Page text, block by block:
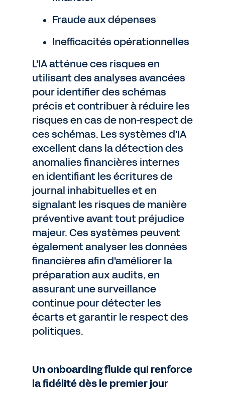
Fraude aux dépenses
Inefficacités opérationnelles
L'IA atténue ces risques en
utilisant des analyses avancées
pour identifier des schémas
précis et contribuer à réduire les
risques en cas de non-respect de
ces schémas. Les systèmes d'IA
excellent dans la détection des
anomalies financières internes
en identifiant les écritures de
journal inhabituelles et en
signalant les risques de manière
préventive avant tout préjudice
majeur. Ces systèmes peuvent
également analyser les données
financières afin d'améliorer la
préparation aux audits, en
assurant une surveillance
continue pour détecter les
écarts et garantir le respect des
politiques.
Un onboarding fluide qui renforce
la fidélité dès le premier jour